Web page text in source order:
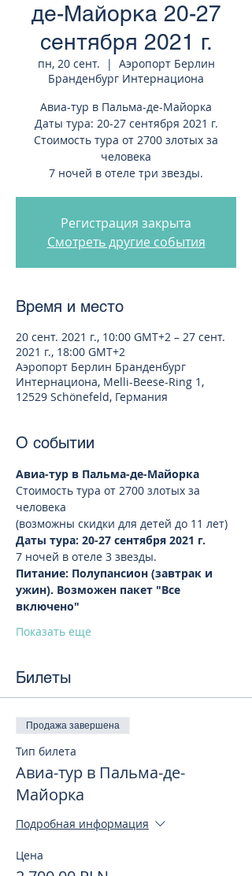
де-Майорка 20-27
сентября 2021 г.
пн, 20 сент.
  |
Аэропорт Берлин
Бранденбург Интернациона
Авиа-тур в Пальма-де-Майорка
Даты тура: 20-27 сентября 2021 г.
Стоимость тура от 2700 злотых за
человека
7 ночей в отеле три звезды.
Регистрация закрыта
Смотреть другие события
Время и место
20 сент. 2021 г., 10:00 GMT+2 – 27 сент.
2021 г., 18:00 GMT+2
Аэропорт Берлин Бранденбург
Интернациона, Melli-Beese-Ring 1,
12529 Schönefeld, Германия
О событии
Авиа-тур в Пальма-де-Майорка
Стоимость тура от 2700 злотых за
человека
(возможны скидки для детей до 11 лет)
Даты тура: 20-27 сентября 2021 г.
7 ночей в отеле 3 звезды.
Питание: Полупансион (завтрак и
ужин). Возможен пакет "Все
включено"
Показать еще
Билеты
Продажа завершена
Тип билета
Авиа-тур в Пальма-де-
Майорка
Подробная информация
Цена